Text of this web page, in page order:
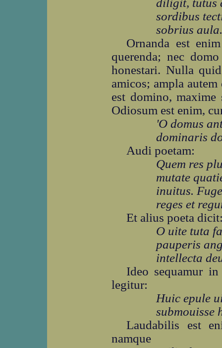
sordibus
sobrius aula.
Ornanda est
querenda; nec
honestari. Nulla
amicos; ampla
est domino,
Odiosum est enim,
'O domus
dominaris
Audi poetam:
Quem res
mutate
inuitus.
reges et
Et alius poeta
O uite tuta
pauperis
intellecta
Ideo sequamur
legitur:
Huic epule
submouisse
Laudabilis est
namque